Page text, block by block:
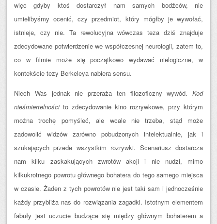
więc gdyby ktoś dostarczył nam samych bodźców, nie
umielibyśmy ocenić, czy przedmiot, który mógłby je wywołać,
istnieje, czy nie. Ta rewolucyjna wówczas teza dziś znajduje
zdecydowane potwierdzenie we współczesnej neurologii, zatem to,
co w filmie może się początkowo wydawać nielogiczne, w
kontekście tezy Berkeleya nabiera sensu.
Niech Was jednak nie przeraża ten filozoficzny wywód. Kod
nieśmiertelnościto zdecydowanie kino rozrywkowe, przy którym
można trochę pomyśleć, ale wcale nie trzeba, stąd może
zadowolić widzów zarówno pobudzonych intelektualnie, jak i
szukających przede wszystkim rozrywki. Scenariusz dostarcza
nam kilku zaskakujących zwrotów akcji i nie nudzi, mimo
kilkukrotnego powrotu głównego bohatera do tego samego miejsca
w czasie. Żaden z tych powrotów nie jest taki sam i jednocześnie
każdy przybliża nas do rozwiązania zagadki. Istotnym elementem
fabuły jest uczucie budzące się między głównym bohaterem a